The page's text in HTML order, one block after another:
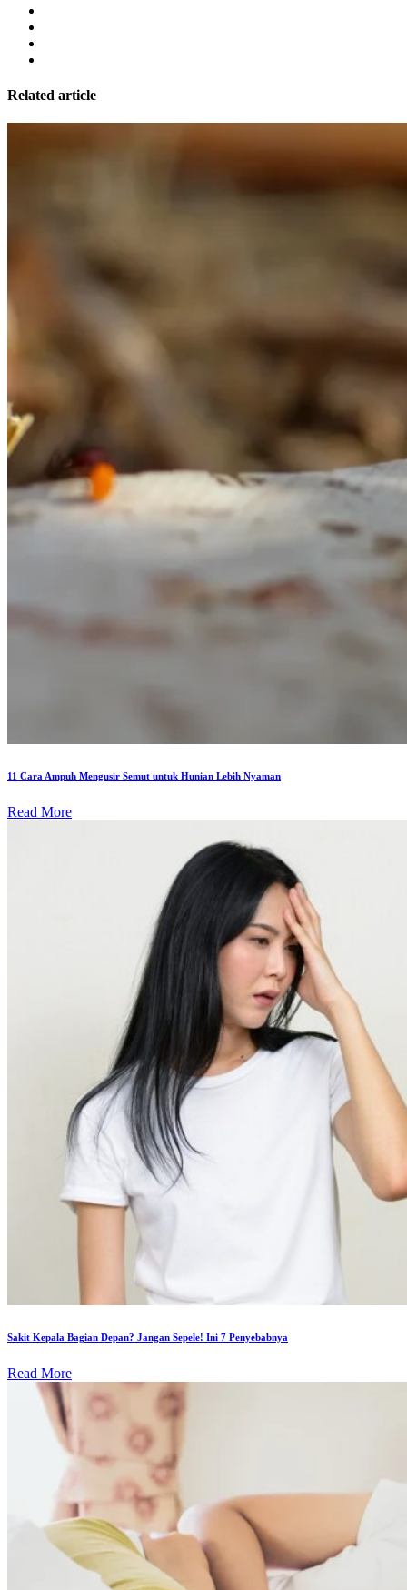
Related article
11 Cara Ampuh Mengusir Semut untuk Hunian Lebih Nyaman
Read More
Sakit Kepala Bagian Depan? Jangan Sepele! Ini 7 Penyebabnya
Read More